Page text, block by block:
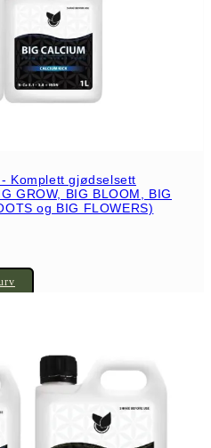
Komplett gjødselsett
GROW, BIG BLOOM, BIG
og BIG FLOWERS)